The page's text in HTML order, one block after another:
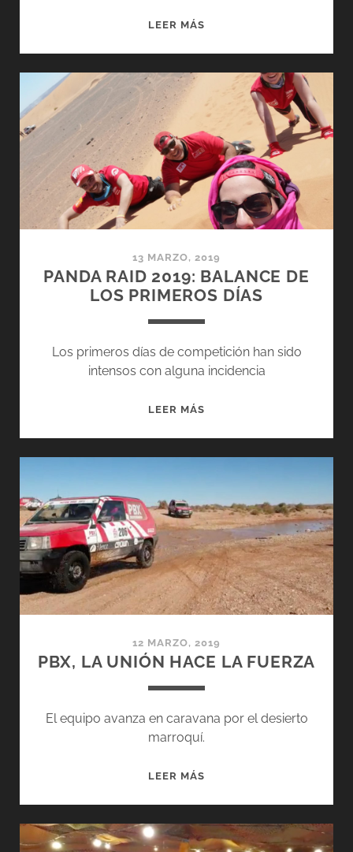
LEER MÁS
BEREBERES
13 MARZO, 2019
PANDA RAID 2019: BALANCE DE
LOS PRIMEROS DÍAS
Los primeros días de competición han sido
intensos con alguna incidencia
LEER MÁS
LOS
PRIMEROS
DÍAS
12 MARZO, 2019
PBX, LA UNIÓN HACE LA FUERZA
El equipo avanza en caravana por el desierto
marroquí.
LEER MÁS
HACE